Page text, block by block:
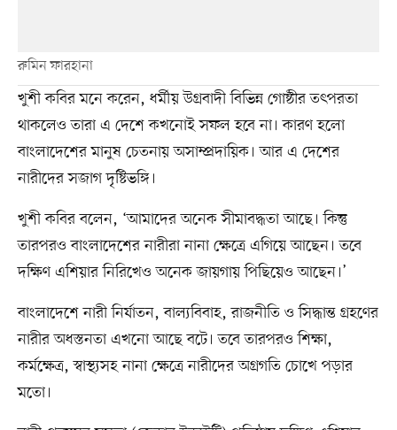
রুমিন ফারহানা
খুশী কবির মনে করেন, ধর্মীয় উগ্রবাদী বিভিন্ন গোষ্ঠীর তৎপরতা
থাকলেও তারা এ দেশে কখনোই সফল হবে না। কারণ হলো
বাংলাদেশের মানুষ চেতনায় অসাম্প্রদায়িক। আর এ দেশের
নারীদের সজাগ দৃষ্টিভঙ্গি।
খুশী কবির বলেন, ‘আমাদের অনেক সীমাবদ্ধতা আছে। কিন্তু
তারপরও বাংলাদেশের নারীরা নানা ক্ষেত্রে এগিয়ে আছেন। তবে
দক্ষিণ এশিয়ার নিরিখেও অনেক জায়গায় পিছিয়েও আছেন।’
বাংলাদেশে নারী নির্যাতন, বাল্যবিবাহ, রাজনীতি ও সিদ্ধান্ত গ্রহণের
নারীর অধস্তনতা এখনো আছে বটে। তবে তারপরও শিক্ষা,
কর্মক্ষেত্র, স্বাস্থ্যসহ নানা ক্ষেত্রে নারীদের অগ্রগতি চোখে পড়ার
মতো।